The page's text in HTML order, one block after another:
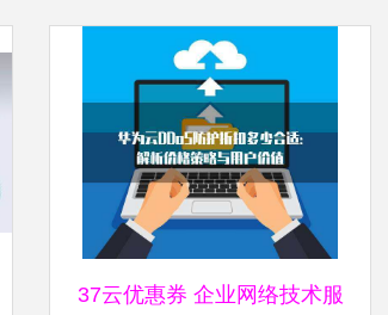
37云优惠券 企业网络技术服